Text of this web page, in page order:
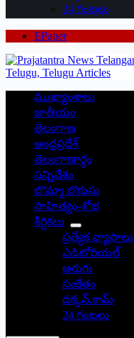
24 గంటలు
EPaper
ముఖ్యాంశాలు
జాతీయం
తెలంగాణ
ఆంధ్రప్రదేశ్
తెలంగాణార్థం
సన్నివేశం
బొమ్మా బొరుసు
సాహిత్యం-శోభ
శీర్షికలు
ప్రత్యేక వ్యాసాలు
ఎడిటోరియల్
అరుగు
సంకేతం
దక్కన్.కామ్
24 గంటలు